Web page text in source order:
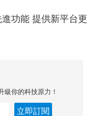
功能 提供新平台更
級你的科技原力！
立即訂閱